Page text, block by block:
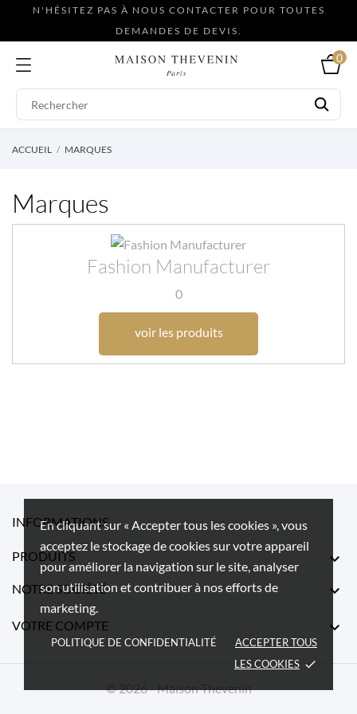
En cliquant sur « Accepter tous les cookies », vous
acceptez le stockage de cookies sur votre appareil
pour améliorer la navigation sur le site, analyser
son utilisation et contribuer à nos efforts de
marketing.
POLITIQUE DE CONFIDENTIALITÉ
ACCEPTER TOUS
LES COOKIES done
N'HÉSITEZ PAS À NOUS CONTACTER POUR TOUTES
DEMANDES DE DEVIS.
0
ACCUEIL MARQUES
Marques
Fashion Manufacturer
0
voir les produits
INFORMATIONS
PRODUITS 
NOTRE SOCIÉTÉ 
VOTRE COMPTE 
© 2026 - Maison Thevenin